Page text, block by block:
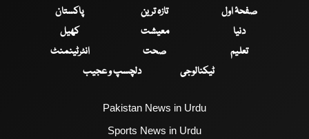
صفحۂ اول تازہ ترین
پاکستان
دنیا
معیشت
کھیل
تعلیم
صحت
انٹرٹینمنٹ
ٹیکنالوجی
دلچسپ و عجیب
Pakistan News in Urdu
Sports News in Urdu